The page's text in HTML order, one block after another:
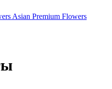
Asian Premium Flowers